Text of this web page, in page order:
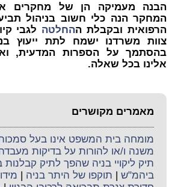
הבנה מעמיקה הן של מחקרים
המחקר הנה כלי חשוב בניהול
הרפואית ובקבלת ההחלטה לגבי
צוות משרדנו ישמח לתת ייעוץ
בהסתמך על הספרות המדעית,
אלינו בכל שאלה.
מאמרים מקושרים
מומחה בית המשפט אינו בעל
משנה ו/או להורות על בדיקות
תיק ליקויי בניה שהפך לתיק
ביהמ"ש
תוקפו של היתר בניה